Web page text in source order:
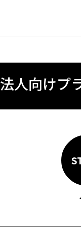
法人向けプ